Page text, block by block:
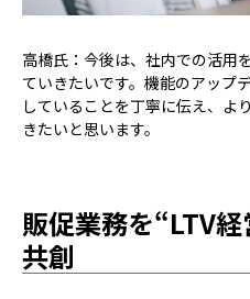
高橋氏：今後は、社内での活用
ていきたいです。機能のアップ
していることを丁寧に伝え、よ
きたいと思います。
販促業務を“LTV
共創